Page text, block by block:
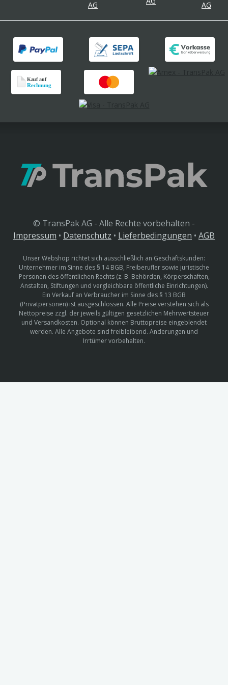
© TransPak AG - Alle Rechte vorbehalten -
Impressum • Datenschutz • Lieferbedingungen • AGB
Unser Webshop richtet sich ausschließlich an Geschäftskunden:
Unternehmer im Sinne des § 14 BGB, Freiberufler sowie juristische
Personen des öffentlichen Rechts (z. B. Behörden, Körperschaften,
Anstalten, Stiftungen und vergleichbare öffentliche Einrichtungen).
Ein Verkauf an Verbraucher im Sinne des § 13 BGB
(Privatpersonen) ist ausgeschlossen. Alle Preise verstehen sich als
Nettopreise zzgl. der jeweils gültigen gesetzlichen Mehrwertsteuer
und Versandkosten. Optional können Bruttopreise eingeblendet
werden. Alle Angebote sind freibleibend. Änderungen und
Irrtümer vorbehalten.